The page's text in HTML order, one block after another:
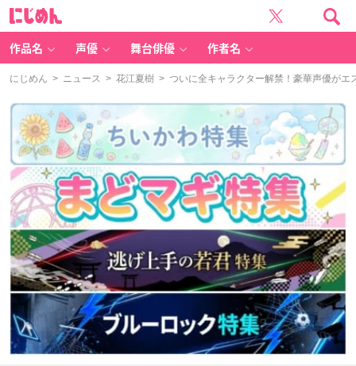
作品名 声優 舞台俳優 作者名
にじめん > ニュース > 花江夏樹 > ついに全キャラクター解禁！豪華声優がエ